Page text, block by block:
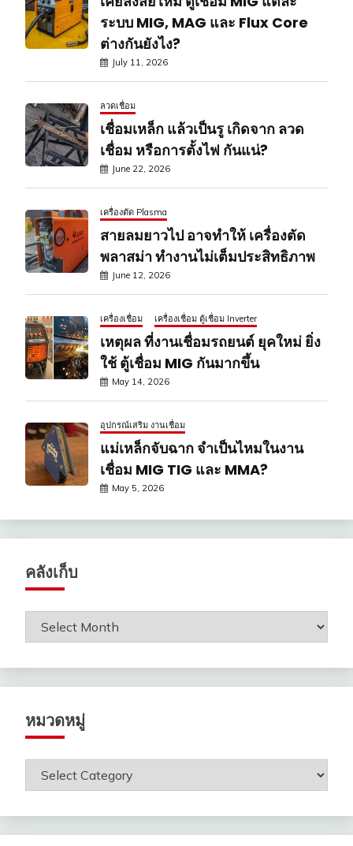
ระบบ MIG, MAG และ Flux Core
ต่างกันยังไง?
July 11, 2026
ลวดเชื่อม
เชื่อมเหล็ก แล้วเป็นรู เกิดจาก ลวด
เชื่อม หรือการตั้งไฟ กันแน่?
June 22, 2026
เครื่องตัด Plasma
สายลมยาวไป อาจทำให้ เครื่องตัด
พลาสม่า ทำงานไม่เต็มประสิทธิภาพ
June 12, 2026
เครื่องเชื่อม เครื่องเชื่อม ตู้เชื่อม Inverter
เหตุผล ที่งานเชื่อมรถยนต์ ยุคใหม่ ยิ่ง
ใช้ ตู้เชื่อม MIG กันมากขึ้น
May 14, 2026
อุปกรณ์เสริม งานเชื่อม
แม่เหล็กจับฉาก จำเป็นไหมในงาน
เชื่อม MIG TIG และ MMA?
May 5, 2026
คลังเก็บ
คลัง
หมวดหมู่
หมวด